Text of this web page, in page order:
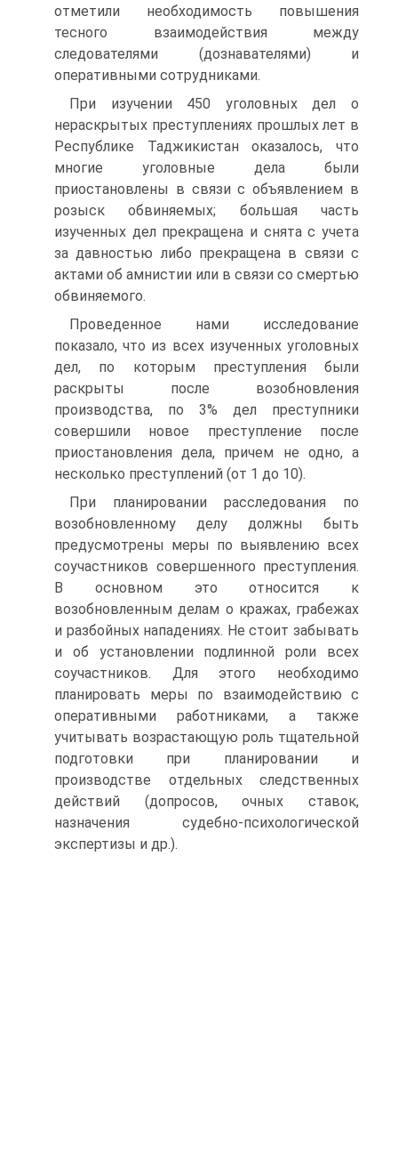
отметили необходимость повышения
тесного взаимодействия между
следователями (дознавателями) и
оперативными сотрудниками.
При изучении 450 уголовных дел о
нераскрытых преступлениях прошлых лет в
Республике Таджикистан оказалось, что
многие уголовные дела были
приостановлены в связи с объявлением в
розыск обвиняемых; большая часть
изученных дел прекращена и снята с учета
за давностью либо прекращена в связи с
актами об амнистии или в связи со смертью
обвиняемого.
Проведенное нами исследование
показало, что из всех изученных уголовных
дел, по которым преступления были
раскрыты после возобновления
производства, по 3% дел преступники
совершили новое преступление после
приостановления дела, причем не одно, а
несколько преступлений (от 1 до 10).
При планировании расследования по
возобновленному делу должны быть
предусмотрены меры по выявлению всех
соучастников совершенного преступления.
В основном это относится к
возобновленным делам о кражах, грабежах
и разбойных нападениях. Не стоит забывать
и об установлении подлинной роли всех
соучастников. Для этого необходимо
планировать меры по взаимодействию с
оперативными работниками, а также
учитывать возрастающую роль тщательной
подготовки при планировании и
производстве отдельных следственных
действий (допросов, очных ставок,
назначения судебно-психологической
экспертизы и др.).